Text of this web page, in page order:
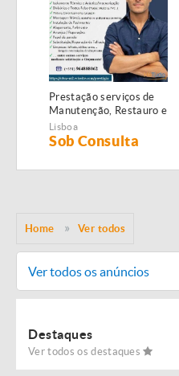
Prestação serviços de
Manutenção, Restauro e
Remodelação de
imóveis!
Lisboa
Sob Consulta
Home Ver todos
Ver todos os anúncios
Destaques
Ver todos os destaques